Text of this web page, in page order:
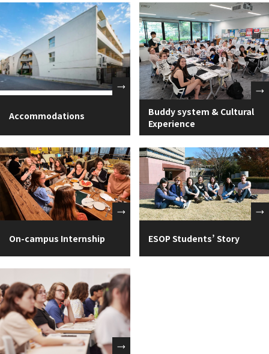
Accommodations
Buddy system & Cultural
Experience
On-campus Internship ESOP Students’ Story